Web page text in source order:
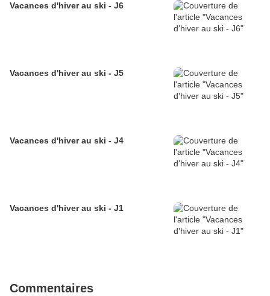
Vacances d'hiver au ski - J6
Vacances d'hiver au ski - J5
Vacances d'hiver au ski - J4
Vacances d'hiver au ski - J1
Commentaires